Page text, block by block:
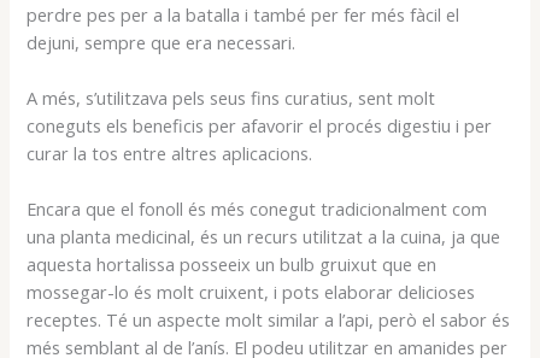
perdre pes per a la batalla i també per fer més fàcil el
dejuni, sempre que era necessari.
A més, s’utilitzava pels seus fins curatius, sent molt
coneguts els beneficis per afavorir el procés digestiu i per
curar la tos entre altres aplicacions.
Encara que el fonoll és més conegut tradicionalment com
una planta medicinal, és un recurs utilitzat a la cuina, ja que
aquesta hortalissa posseeix un bulb gruixut que en
mossegar-lo és molt cruixent, i pots elaborar delicioses
receptes. Té un aspecte molt similar a l’api, però el sabor és
més semblant al de l’anís. El podeu utilitzar en amanides per